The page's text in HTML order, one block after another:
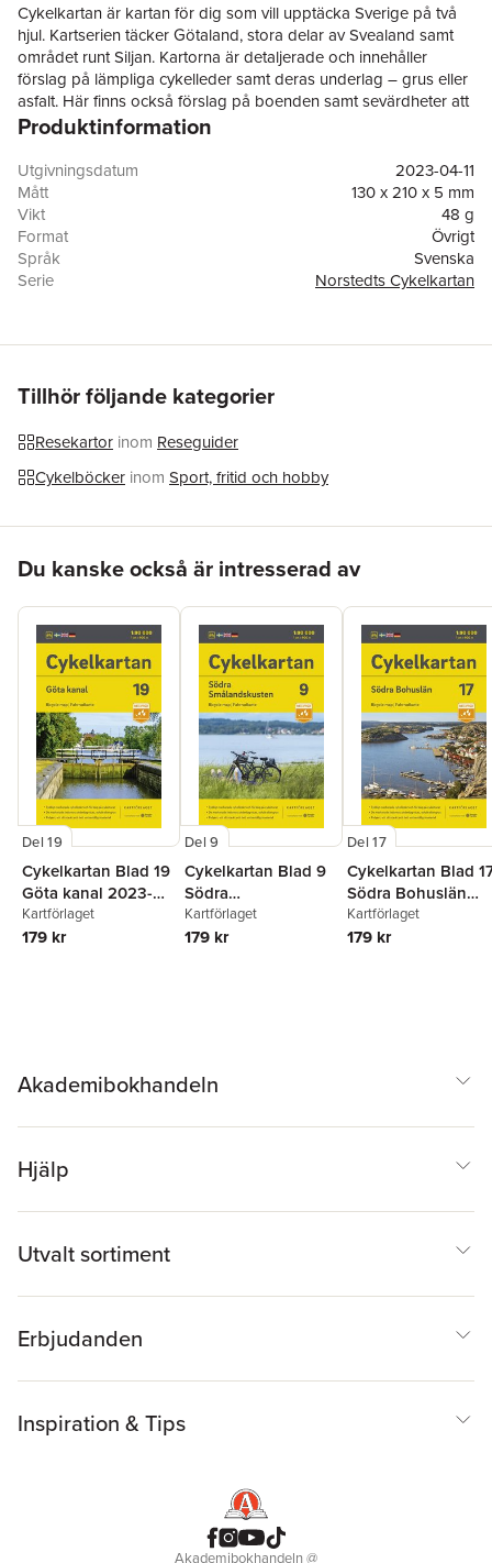
Cykelkartan är kartan för dig som vill upptäcka Sverige på två
hjul. Kartserien täcker Götaland, stora delar av Svealand samt
området runt Siljan. Kartorna är detaljerade och innehåller
förslag på lämpliga cykelleder samt deras underlag – grus eller
asfalt. Här finns också förslag på boenden samt sevärdheter att
besöka under cykelturen.
Produktinformation
Utgivningsdatum
2023-04-11
Mått
130 x 210 x 5 mm
Vikt
48 g
Format
Övrigt
Språk
Svenska
Serie
Norstedts Cykelkartan
Förlag
Kartförlaget
Tillhör följande kategorier
Resekartor inom Reseguider
Cykelböcker inom Sport, fritid och hobby
Du kanske också är intresserad av
Del 19
Cykelkartan Blad 19
Göta kanal 2023-
2025
Kartförlaget
179 kr
Del 9
Cykelkartan Blad 9
Södra
Smålandskusten
2023-2025
Kartförlaget
179 kr
Del 17
Cykelkartan Blad
Södra Bohuslän
2023-2025
Kartförlaget
179 kr
Akademibokhandeln
Hjälp
Utvalt sortiment
Erbjudanden
Inspiration & Tips
Akademibokhandeln@